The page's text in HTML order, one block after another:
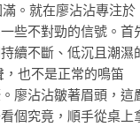
。就在廖沾沾專注於
些不對勁的信號。首
續不斷、低沉且潮濕
也不是正常的鳴笛
廖沾沾皺著眉頭，這
個究竟，順手從桌上